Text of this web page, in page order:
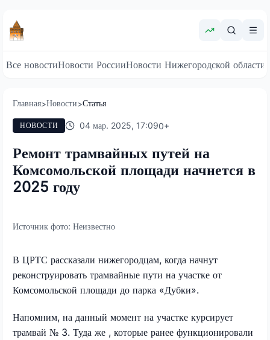
Все новостиНовости РоссииНовости Нижегородской области
Главная>Новости>Статья
НОВОСТИ 04 мар. 2025, 17:090+
Ремонт трамвайных путей на
Комсомольской площади начнется в
2025 году
Источник фото: Неизвестно
В ЦРТС рассказали нижегородцам, когда начнут
реконструировать трамвайные пути на участке от
Комсомольской площади до парка «Дубки».
Напомним, на данный момент на участке курсирует
трамвай № 3. Туда же , которые ранее функционировали